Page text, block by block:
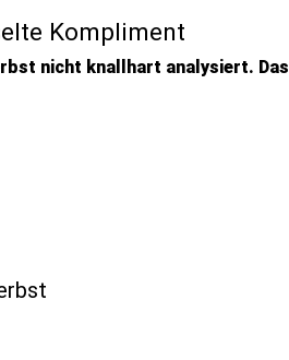
Kompliment
nicht knallhart analysiert. Das